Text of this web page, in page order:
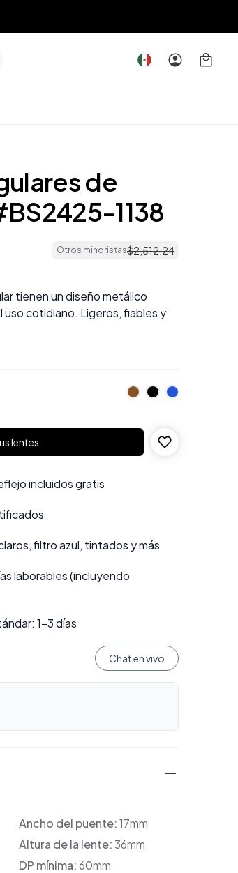
de
1138
Otros minoristas$2,512.24
tienen un diseño metálico
uso cotidiano. Ligeros, fiables y
lentes
incluidos gratis
filtro azul, tintados y más
laborables (incluyendo
1–3 días
Chat en vivo
Ancho del puente:17mm
Altura de la lente:36mm
DP mínima:60mm